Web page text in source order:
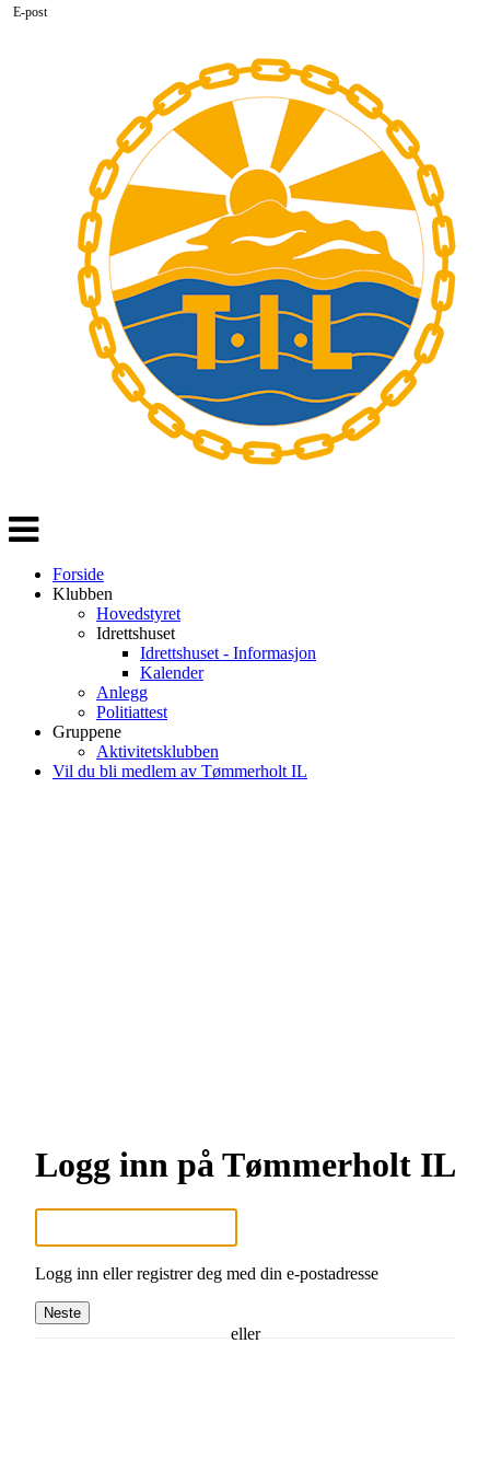
Veksle
navigasjon
Forside
Klubben
Hovedstyret
Idrettshuset
Idrettshuset - Informasjon
Kalender
Anlegg
Politiattest
Gruppene
Aktivitetsklubben
Vil du bli medlem av Tømmerholt IL
Logg inn på Tømmerholt IL
E-post
Logg inn eller registrer deg med din e-postadresse
Neste
eller